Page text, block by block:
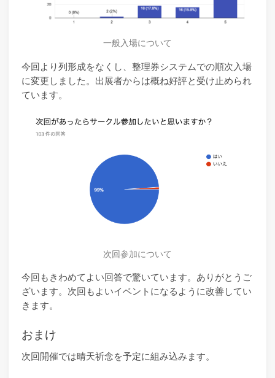
一般入場について
今回より列形成をなくし、整理券システムでの順次入場
に変更しました。出展者からは概ね好評と受け止められ
ています。
次回参加について
今回もきわめてよい回答で驚いています。ありがとうご
ざいます。次回もよいイベントになるように改善してい
きます。
おまけ
次回開催では晴天祈念を予定に組み込みます。